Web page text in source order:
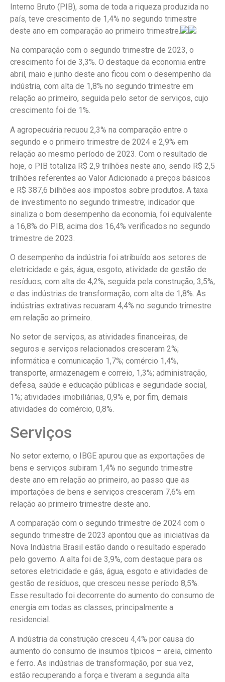
Interno Bruto (PIB), soma de toda a riqueza produzida no
país, teve crescimento de 1,4% no segundo trimestre
deste ano em comparação ao primeiro trimestre.
Na comparação com o segundo trimestre de 2023, o
crescimento foi de 3,3%. O destaque da economia entre
abril, maio e junho deste ano ficou com o desempenho da
indústria, com alta de 1,8% no segundo trimestre em
relação ao primeiro, seguida pelo setor de serviços, cujo
crescimento foi de 1%.
A agropecuária recuou 2,3% na comparação entre o
segundo e o primeiro trimestre de 2024 e 2,9% em
relação ao mesmo período de 2023. Com o resultado de
hoje, o PIB totaliza R$ 2,9 trilhões neste ano, sendo R$ 2,5
trilhões referentes ao Valor Adicionado a preços básicos
e R$ 387,6 bilhões aos impostos sobre produtos. A taxa
de investimento no segundo trimestre, indicador que
sinaliza o bom desempenho da economia, foi equivalente
a 16,8% do PIB, acima dos 16,4% verificados no segundo
trimestre de 2023.
O desempenho da indústria foi atribuído aos setores de
eletricidade e gás, água, esgoto, atividade de gestão de
resíduos, com alta de 4,2%, seguida pela construção, 3,5%,
e das indústrias de transformação, com alta de 1,8%. As
indústrias extrativas recuaram 4,4% no segundo trimestre
em relação ao primeiro.
No setor de serviços, as atividades financeiras, de
seguros e serviços relacionados cresceram 2%;
informática e comunicação 1,7%; comércio 1,4%,
transporte, armazenagem e correio, 1,3%; administração,
defesa, saúde e educação públicas e seguridade social,
1%; atividades imobiliárias, 0,9% e, por fim, demais
atividades do comércio, 0,8%.
Serviços
No setor externo, o IBGE apurou que as exportações de
bens e serviços subiram 1,4% no segundo trimestre
deste ano em relação ao primeiro, ao passo que as
importações de bens e serviços cresceram 7,6% em
relação ao primeiro trimestre deste ano.
A comparação com o segundo trimestre de 2024 com o
segundo trimestre de 2023 apontou que as iniciativas da
Nova Indústria Brasil estão dando o resultado esperado
pelo governo. A alta foi de 3,9%, com destaque para os
setores eletricidade e gás, água, esgoto e atividades de
gestão de resíduos, que cresceu nesse período 8,5%.
Esse resultado foi decorrente do aumento do consumo de
energia em todas as classes, principalmente a
residencial.
A indústria da construção cresceu 4,4% por causa do
aumento do consumo de insumos típicos – areia, cimento
e ferro. As indústrias de transformação, por sua vez,
estão recuperando a força e tiveram a segunda alta